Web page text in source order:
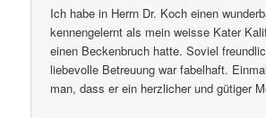
Ich habe in Herrn Dr. Koch einen
kennengelernt als mein weisse Kater
einen Beckenbruch hatte. Soviel
liebevolle Betreuung war fabelhaft.
man, dass er ein herzlicher und gütiger